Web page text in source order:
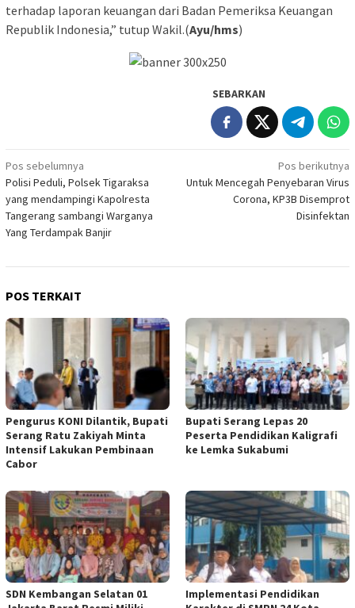
terhadap laporan keuangan dari Badan Pemeriksa Keuangan
Republik Indonesia,” tutup Wakil.(Ayu/hms)
SEBARKAN
Navigasi
pos
Pos sebelumnya
Polisi Peduli, Polsek Tigaraksa
yang mendampingi Kapolresta
Tangerang sambangi Warganya
Yang Terdampak Banjir
Pos berikutnya
Untuk Mencegah Penyebaran Virus
Corona, KP3B Disemprot
Disinfektan
POS TERKAIT
Pengurus KONI Dilantik, Bupati
Serang Ratu Zakiyah Minta
Intensif Lakukan Pembinaan
Cabor
Bupati Serang Lepas 20
Peserta Pendidikan Kaligrafi
ke Lemka Sukabumi
SDN Kembangan Selatan 01
Implementasi Pendidikan